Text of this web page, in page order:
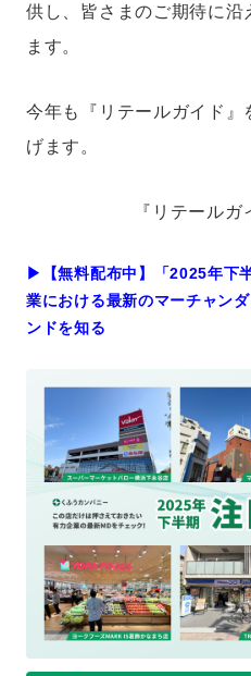
供し、皆さまのご期待に沿
ます。
今年も『リテールガイド』
げます。
『リテール
▶︎【無料配布中】「2025年下
業における最新のマーチャン
ンドを知る